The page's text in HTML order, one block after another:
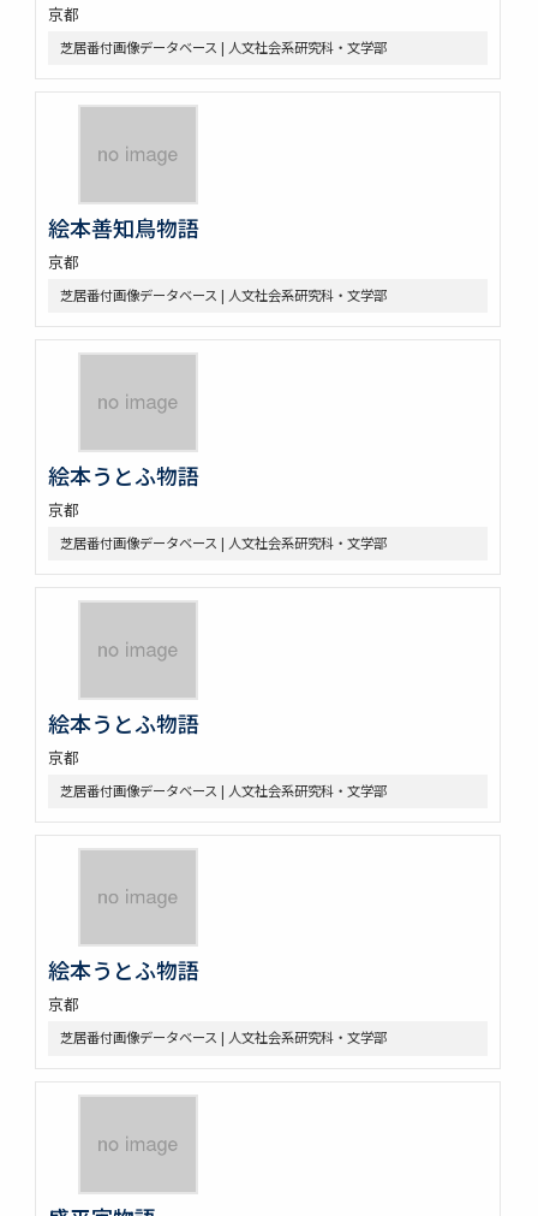
京都
芝居番付画像データベース | 人文社会系研究科・文学部
絵本善知鳥物語
京都
芝居番付画像データベース | 人文社会系研究科・文学部
絵本うとふ物語
京都
芝居番付画像データベース | 人文社会系研究科・文学部
絵本うとふ物語
京都
芝居番付画像データベース | 人文社会系研究科・文学部
絵本うとふ物語
京都
芝居番付画像データベース | 人文社会系研究科・文学部